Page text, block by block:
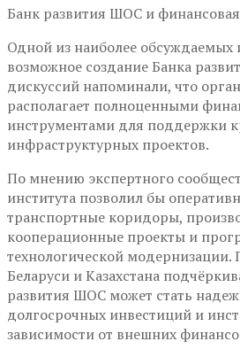
Банк развития ШОС и
Одной из наиболее обсуждаемых
возможное создание Банка
дискуссий напоминали, что
располагает полноценными
инструментами для поддержки
инфраструктурных проектов.
По мнению экспертного
института позволил бы
транспортные коридоры,
кооперационные проекты и
технологической модернизации.
Беларуси и Казахстана
развития ШОС может стать
долгосрочных инвестиций и
зависимости от внешних